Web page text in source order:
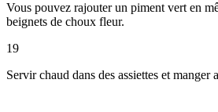
Vous pouvez rajouter un piment vert en
beignets de choux fleur.
19
Servir chaud dans des assiettes et manger